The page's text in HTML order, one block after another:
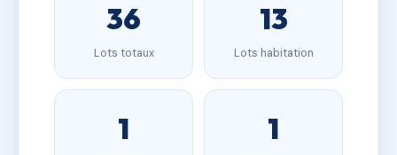
36
Lots totaux
13
Lots habitation
1 1